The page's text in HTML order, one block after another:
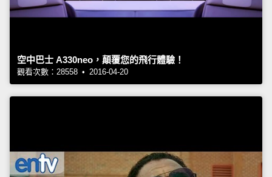
空中巴士 A330neo，顛覆您的飛行體驗！
觀看次數：28558 • 2016-04-20